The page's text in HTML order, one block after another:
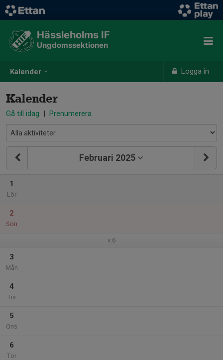
Kalender Logga in
Hässleholms IF
Ungdomssektionen
Kalender
Gå till idag | Prenumerera
Februari 2025
1
Lör
2
Sön
v.6
3
Mån
4
Tis
5
Ons
6
Tor